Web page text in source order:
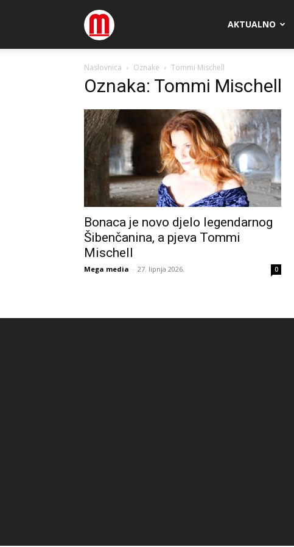
Megamedia AKTUALNO
Naslovnica Oznake Tommi Mischell
Oznaka: Tommi Mischell
Bonaca je novo djelo legendarnog
Šibenčanina, a pjeva Tommi
Mischell
Mega media - 27. lipnja 2026. 0